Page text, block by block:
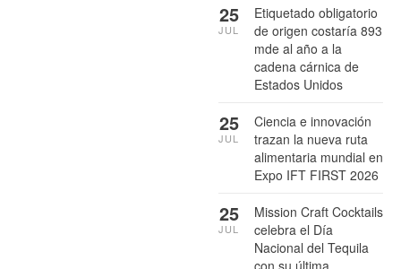
Etiquetado obligatorio
de origen costaría 893
mde al año a la
cadena cárnica de
Estados Unidos
25
JUL
Ciencia e innovación
trazan la nueva ruta
alimentaria mundial en
Expo IFT FIRST 2026
25
JUL
Mission Craft Cocktails
celebra el Día
Nacional del Tequila
25
JUL